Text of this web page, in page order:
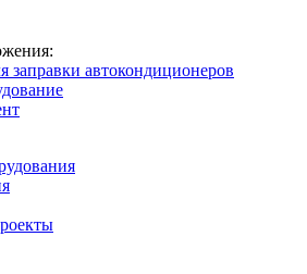
заправки автокондиционеров